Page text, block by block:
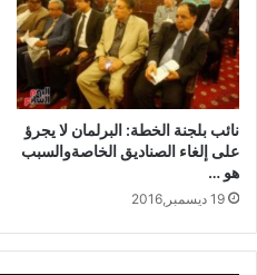
نائب بلجنة الخطة: البرلمان لا يجرؤ
على إلغاء الصناديق الخاصةوالسبب
هو …
19 ديسمبر,2016